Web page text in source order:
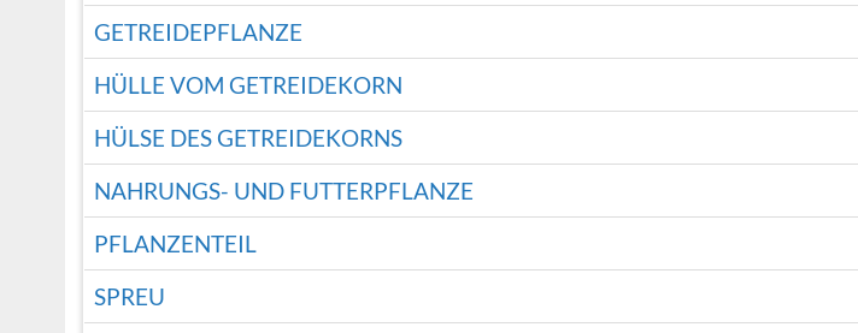
GETREIDEPFLANZE
HÜLLE VOM GETREIDEKORN
HÜLSE DES GETREIDEKORNS
NAHRUNGS- UND FUTTERPFLANZE
PFLANZENTEIL
SPREU